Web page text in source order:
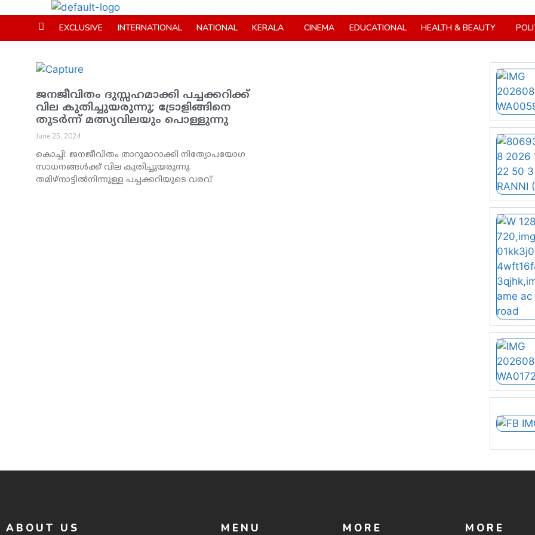
EXCLUSIVE INTERNATIONAL NATIONAL KERALA CINEMA EDUCATIONAL HEALTH & BEAUTY
ജനജീവിതം ദുസ്സഹമാക്കി പച്ചക്കറിക്ക്
വില കുതിച്ചുയരുന്നു; ട്രോളിങ്ങിനെ
തുടര്‍ന്ന് മത്സ്യവിലയും പൊള്ളുന്നു
June 25, 2024
കൊച്ചി: ജനജീവിതം താറുമാറാക്കി നിത്യോപയോഗ
സാധനങ്ങള്‍ക്ക് വില കുതിച്ചുയരുന്നു.
തമിഴ്നാട്ടില്‍നിന്നുള്ള പച്ചക്കറിയുടെ വരവ്
ABOUT US MENU MORE MORE